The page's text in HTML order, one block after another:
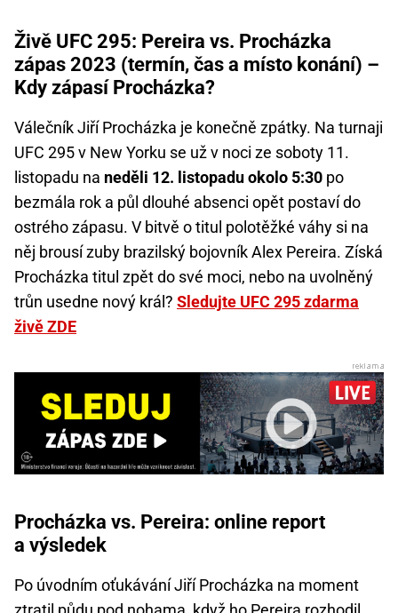
Živě UFC 295: Pereira vs. Procházka
zápas 2023 (termín, čas a místo konání) –
Kdy zápasí Procházka?
Válečník Jiří Procházka je konečně zpátky. Na turnaji
UFC 295 v New Yorku se už v noci ze soboty 11.
listopadu na neděli 12. listopadu okolo 5:30 po
bezmála rok a půl dlouhé absenci opět postaví do
ostrého zápasu. V bitvě o titul polotěžké váhy si na
něj brousí zuby brazilský bojovník Alex Pereira. Získá
Procházka titul zpět do své moci, nebo na uvolněný
trůn usedne nový král? Sledujte UFC 295 zdarma
živě ZDE
Procházka vs. Pereira: online report
a výsledek
Po úvodním oťukávání Jiří Procházka na moment